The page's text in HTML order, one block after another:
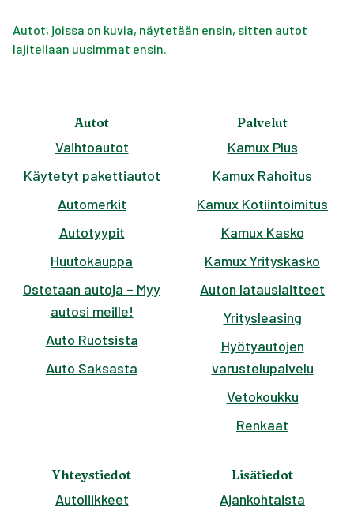
Autot, joissa on kuvia, näytetään ensin, sitten autot
lajitellaan uusimmat ensin.
Autot
Vaihtoautot
Käytetyt pakettiautot
Automerkit
Autotyypit
Huutokauppa
Ostetaan autoja – Myy
autosi meille!
Auto Ruotsista
Auto Saksasta
Palvelut
Kamux Plus
Kamux Rahoitus
Kamux Kotiintoimitus
Kamux Kasko
Kamux Yrityskasko
Auton latauslaitteet
Yritysleasing
Hyötyautojen
varustelupalvelu
Vetokoukku
Renkaat
Yhteystiedot
Autoliikkeet
Lisätiedot
Ajankohtaista